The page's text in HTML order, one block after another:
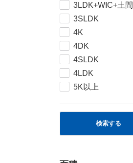
3LDK+WIC+土間
3SLDK
4K
4DK
4SLDK
4LDK
5K以上
検索する